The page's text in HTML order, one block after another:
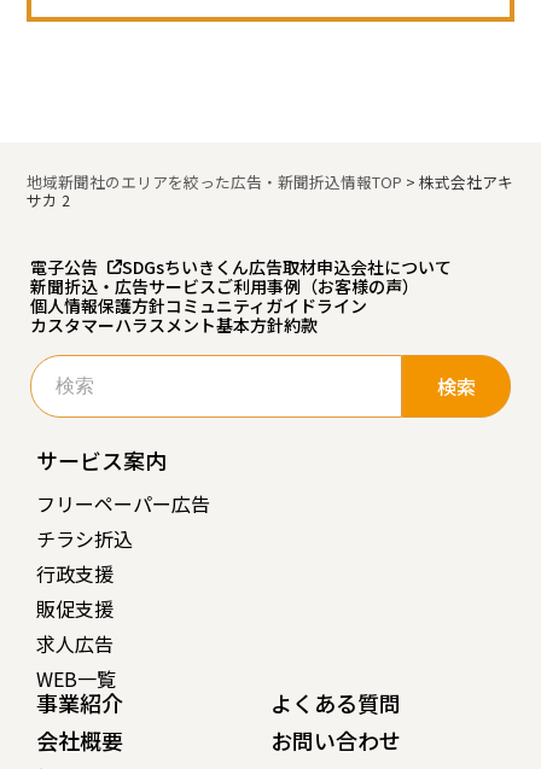
地域新聞社のエリアを絞った広告・新聞折込情報TOP >株式会社アキ
サカ 2
電子公告 SDGsちいきくん広告取材申込会社について
新聞折込・広告サービスご利用事例（お客様の声）
個人情報保護方針コミュニティガイドライン
カスタマーハラスメント基本方針約款
検
索:
サービス案内
フリーペーパー広告
チラシ折込
行政支援
販促支援
求人広告
WEB一覧
事業紹介
会社概要
よくある質問
お問い合わせ